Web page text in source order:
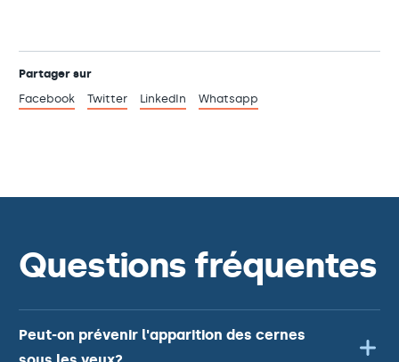
Partager sur
Facebook
Twitter LinkedIn Whatsapp
Questions fréquentes
Peut-on prévenir l'apparition des cernes